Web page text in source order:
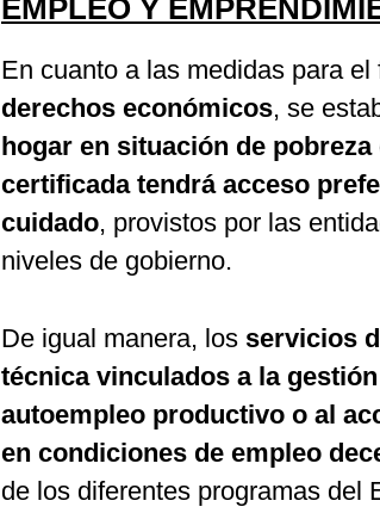
EMPLEO Y
En cuanto a las medidas para
derechos económicos, se
hogar en situación de
certificada tendrá acceso
cuidado, provistos por las
niveles de gobierno.
De igual manera, los servicios
técnica vinculados a la
autoempleo productivo o al
en condiciones de empleo
de los diferentes programas del